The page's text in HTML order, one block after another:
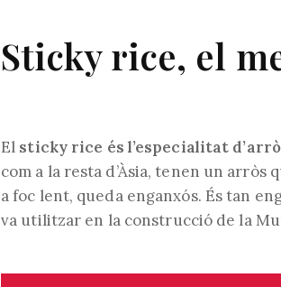
Sticky rice, el
El sticky rice és l’especialitat
com a la resta d’Àsia, tenen un arròs
a foc lent, queda enganxós. És tan
va utilitzar en la construcció de la